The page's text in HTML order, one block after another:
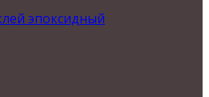
эпоксидный